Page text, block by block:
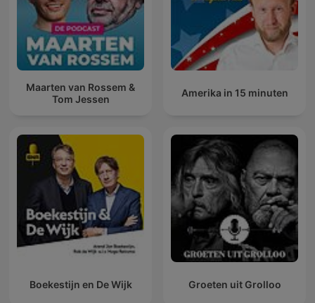
Maarten van Rossem &
Tom Jessen
Amerika in 15 minuten
Boekestijn en De Wijk Groeten uit Grolloo